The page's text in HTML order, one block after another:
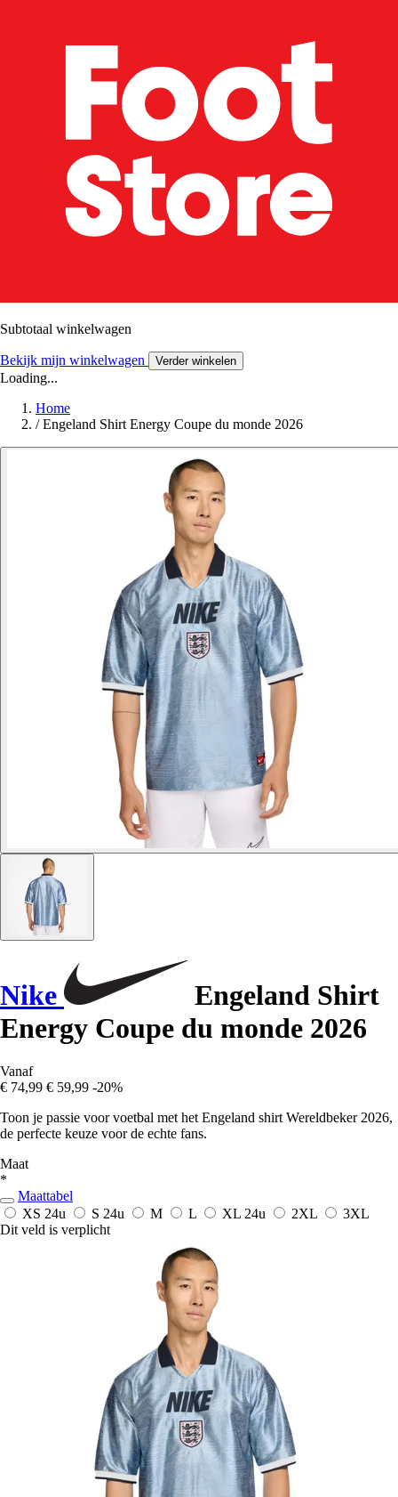
Subtotaal winkelwagen
Bekijk mijn winkelwagen Verder winkelen
Loading...
Home
/ Engeland Shirt Energy Coupe du monde 2026
Nike
Engeland Shirt
Energy Coupe du monde 2026
Vanaf
€ 74,99 € 59,99 -20%
Toon je passie voor voetbal met het Engeland shirt Wereldbeker 2026,
de perfecte keuze voor de echte fans.
Maat
*
Maattabel
XS 24u S 24u M L XL 24u 2XL
3XL
Dit veld is verplicht